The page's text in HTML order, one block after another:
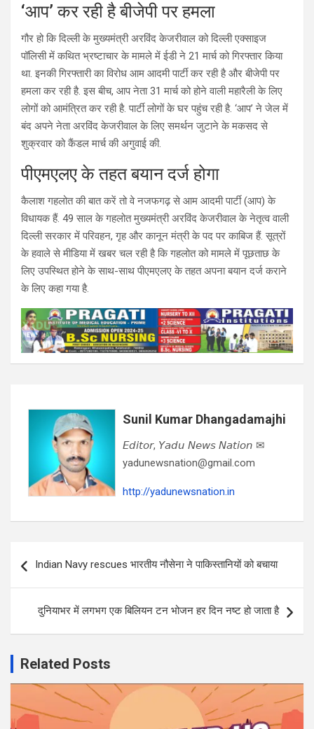
‘आप’ कर रही है बीजेपी पर हमला
गौर हो कि दिल्ली के मुख्यमंत्री अरविंद केजरीवाल को दिल्ली एक्साइज
पॉलिसी में कथित भ्रष्टाचार के मामले में ईडी ने 21 मार्च को गिरफ्तार किया
था. इनकी गिरफ्तारी का विरोध आम आदमी पार्टी कर रही है और बीजेपी पर
हमला कर रही है. इस बीच, आप नेता 31 मार्च को होने वाली महारैली के लिए
लोगों को आमंत्रित कर रही है. पार्टी लोगों के घर पहुंच रही है. ‘आप’ ने जेल में
बंद अपने नेता अरविंद केजरीवाल के लिए समर्थन जुटाने के मकसद से
शुक्रवार को कैंडल मार्च की अगुवाई की.
पीएमएलए के तहत बयान दर्ज होगा
कैलाश गहलोत की बात करें तो वे नजफगढ़ से आम आदमी पार्टी (आप) के
विधायक हैं. 49 साल के गहलोत मुख्यमंत्री अरविंद केजरीवाल के नेतृत्व वाली
दिल्ली सरकार में परिवहन, गृह और कानून मंत्री के पद पर काबिज हैं. सूत्रों
के हवाले से मीडिया में खबर चल रही है कि गहलोत को मामले में पूछताछ के
लिए उपस्थित होने के साथ-साथ पीएमएलए के तहत अपना बयान दर्ज कराने
के लिए कहा गया है.
Sunil Kumar Dhangadamajhi
𝘌𝘥𝘪𝘵𝘰𝘳, 𝘠𝘢𝘥𝘶 𝘕𝘦𝘸𝘴 𝘕𝘢𝘵𝘪𝘰𝘯 ✉
yadunewsnation@gmail.com
http://yadunewsnation.in
navigation
Indian Navy rescues भारतीय नौसेना ने पाकिस्तानियों को बचाया
दुनियाभर में लगभग एक बिलियन टन भोजन हर दिन नष्ट हो जाता है
Related Posts